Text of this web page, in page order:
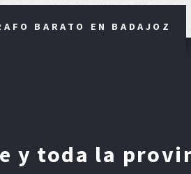
BARATO EN BADAJOZ
y toda la